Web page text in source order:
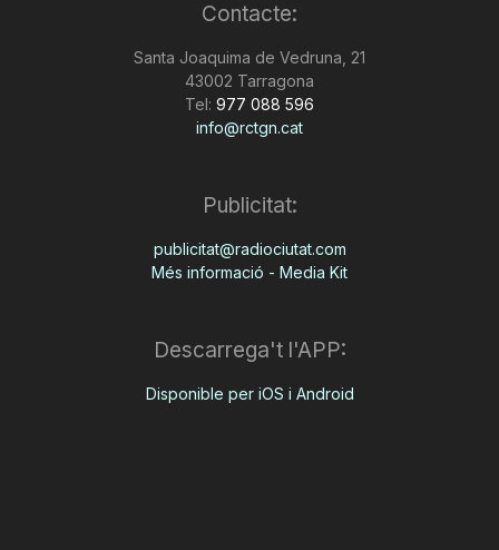
Contacte:
Santa Joaquima de Vedruna, 21
43002 Tarragona
Tel: 977 088 596
info@rctgn.cat
Publicitat:
publicitat@radiociutat.com
Més informació - Media Kit
Descarrega't l'APP:
Disponible per iOS i Android